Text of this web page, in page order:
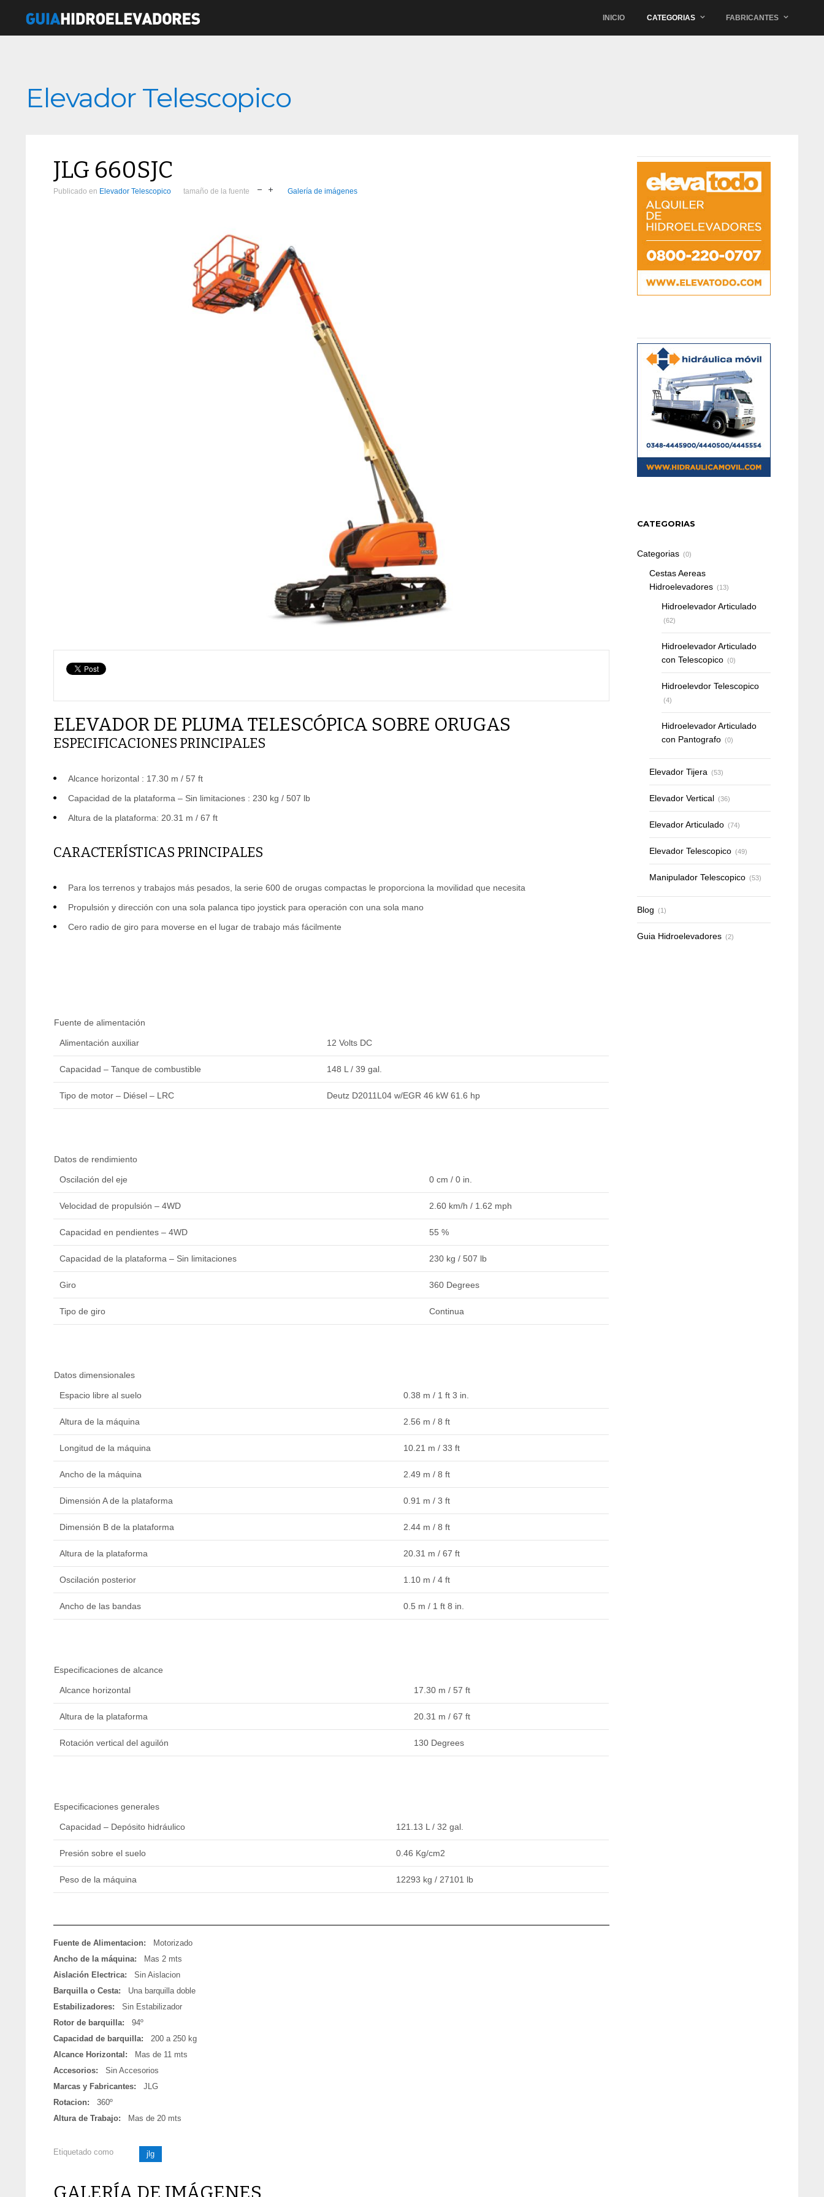
INICIO CATEGORIAS FABRICANTES
Elevador Telescopico
JLG 660SJC
Publicado en Elevador Telescopico tamaño de la fuente Galería de imágenes
ELEVADOR DE PLUMA TELESCÓPICA SOBRE ORUGAS
ESPECIFICACIONES PRINCIPALES
Alcance horizontal : 17.30 m / 57 ft
Capacidad de la plataforma – Sin limitaciones : 230 kg / 507 lb
Altura de la plataforma: 20.31 m / 67 ft
CARACTERÍSTICAS PRINCIPALES
Para los terrenos y trabajos más pesados, la serie 600 de orugas compactas le proporciona la movilidad que necesita
Propulsión y dirección con una sola palanca tipo joystick para operación con una sola mano
Cero radio de giro para moverse en el lugar de trabajo más fácilmente
Fuente de alimentación
Alimentación auxiliar 12 Volts DC
Capacidad – Tanque de combustible 148 L / 39 gal.
Tipo de motor – Diésel – LRC Deutz D2011L04 w/EGR 46 kW 61.6 hp
Datos de rendimiento
Oscilación del eje 0 cm / 0 in.
Velocidad de propulsión – 4WD 2.60 km/h / 1.62 mph
Capacidad en pendientes – 4WD 55 %
Capacidad de la plataforma – Sin limitaciones 230 kg / 507 lb
Giro 360 Degrees
Tipo de giro Continua
Datos dimensionales
Espacio libre al suelo 0.38 m / 1 ft 3 in.
Altura de la máquina 2.56 m / 8 ft
Longitud de la máquina 10.21 m / 33 ft
Ancho de la máquina 2.49 m / 8 ft
Dimensión A de la plataforma 0.91 m / 3 ft
Dimensión B de la plataforma 2.44 m / 8 ft
Altura de la plataforma 20.31 m / 67 ft
Oscilación posterior 1.10 m / 4 ft
Ancho de las bandas 0.5 m / 1 ft 8 in.
Especificaciones de alcance
Alcance horizontal 17.30 m / 57 ft
Altura de la plataforma 20.31 m / 67 ft
Rotación vertical del aguilón 130 Degrees
Especificaciones generales
Capacidad – Depósito hidráulico 121.13 L / 32 gal.
Presión sobre el suelo 0.46 Kg/cm2
Peso de la máquina 12293 kg / 27101 lb
Fuente de Alimentacion:
Motorizado
Ancho de la máquina:
Mas 2 mts
Aislación Electrica:
Sin Aislacion
Barquilla o Cesta:
Una barquilla doble
Estabilizadores:
Sin Estabilizador
Rotor de barquilla:
94º
Capacidad de barquilla:
200 a 250 kg
Alcance Horizontal:
Mas de 11 mts
Accesorios:
Sin Accesorios
Marcas y Fabricantes:
JLG
Rotacion:
360º
Altura de Trabajo:
Mas de 20 mts
Etiquetado como jlg
GALERÍA DE IMÁGENES
CATEGORIAS
Categorias (0)
Cestas Aereas
Hidroelevadores (13)
Hidroelevador Articulado
(62)
Hidroelevador Articulado
con Telescopico (0)
Hidroelevdor Telescopico
(4)
Hidroelevador Articulado
con Pantografo (0)
Elevador Tijera (53)
Elevador Vertical (36)
Elevador Articulado (74)
Elevador Telescopico (49)
Manipulador Telescopico (53)
Blog (1)
Guia Hidroelevadores (2)